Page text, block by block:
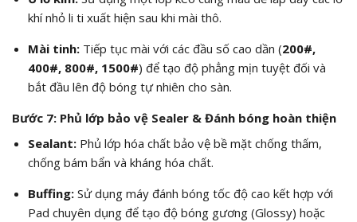
khí nhỏ li ti xuất hiện sau khi mài thô.
Mài tinh:Tiếp tục mài với các đầu số cao dần (200#,
400#, 800#, 1500#) để tạo độ phẳng mịn tuyệt đối và
bắt đầu lên độ bóng tự nhiên cho sàn.
Bước 7: Phủ lớp bảo vệ Sealer & Đánh bóng hoàn thiện
Sealant:Phủ lớp hóa chất bảo vệ bề mặt chống thấm,
chống bám bẩn và kháng hóa chất.
Buffing:Sử dụng máy đánh bóng tốc độ cao kết hợp với
Pad chuyên dụng để tạo độ bóng gương (Glossy) hoặc